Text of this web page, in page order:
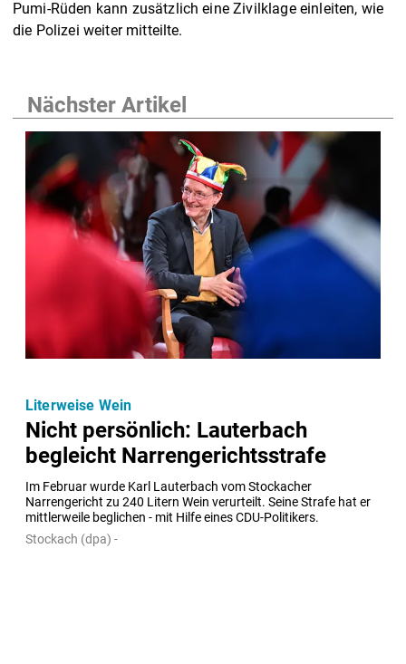
Pumi-Rüden kann zusätzlich eine Zivilklage einleiten, wie
die Polizei weiter mitteilte.
Nächster Artikel
Nicht persönlich: Lauterbach
begleicht Narrengerichtsstrafe
Im Februar wurde Karl Lauterbach vom Stockacher
Narrengericht zu 240 Litern Wein verurteilt. Seine Strafe hat er
mittlerweile beglichen - mit Hilfe eines CDU-Politikers.
Literweise Wein
Stockach (dpa) -